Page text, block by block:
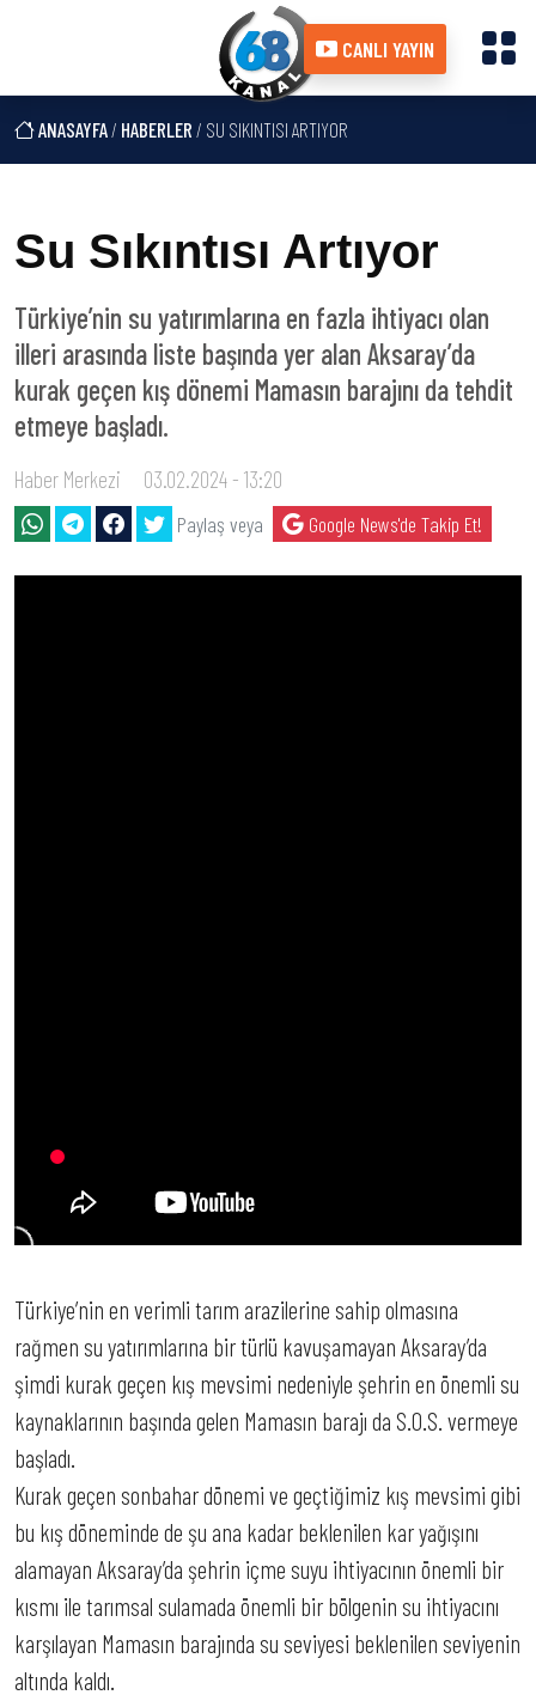
CANLI YAYIN
ANASAYFA/ HABERLER / SU SIKINTISI ARTIYOR
Su Sıkıntısı Artıyor
Türkiye’nin su yatırımlarına en fazla ihtiyacı olan
illeri arasında liste başında yer alan Aksaray’da
kurak geçen kış dönemi Mamasın barajını da tehdit
etmeye başladı.
Haber Merkezi 03.02.2024 - 13:20
Paylaş veya Google News'de Takip Et!
Türkiye’nin en verimli tarım arazilerine sahip olmasına
rağmen su yatırımlarına bir türlü kavuşamayan Aksaray’da
şimdi kurak geçen kış mevsimi nedeniyle şehrin en önemli su
kaynaklarının başında gelen Mamasın barajı da S.O.S. vermeye
başladı.
Kurak geçen sonbahar dönemi ve geçtiğimiz kış mevsimi gibi
bu kış döneminde de şu ana kadar beklenilen kar yağışını
alamayan Aksaray’da şehrin içme suyu ihtiyacının önemli bir
kısmı ile tarımsal sulamada önemli bir bölgenin su ihtiyacını
karşılayan Mamasın barajında su seviyesi beklenilen seviyenin
altında kaldı.